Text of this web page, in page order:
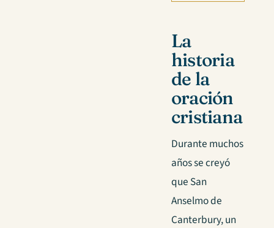
La
historia
de la
oración
cristiana
Durante muchos
años se creyó
que San
Anselmo de
Canterbury, un